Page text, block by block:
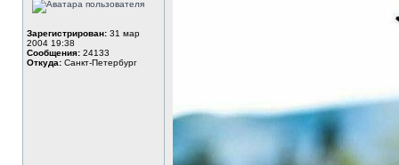
Зарегистрирован: 31 мар
2004 19:38
Сообщения: 24133
Откуда: Санкт-Петербург